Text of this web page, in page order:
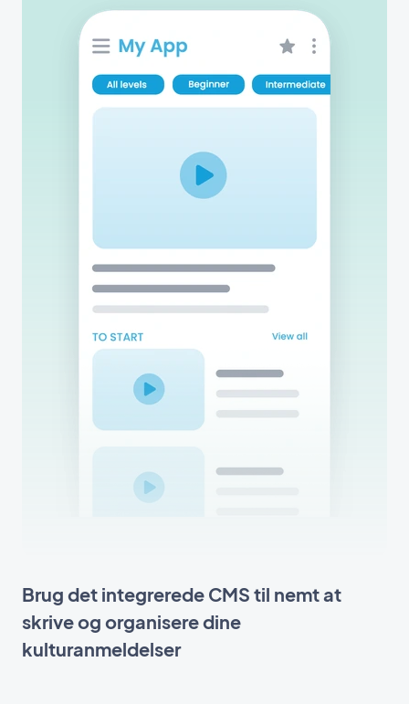
Brug det integrerede CMS til nemt at
skrive og organisere dine
kulturanmeldelser